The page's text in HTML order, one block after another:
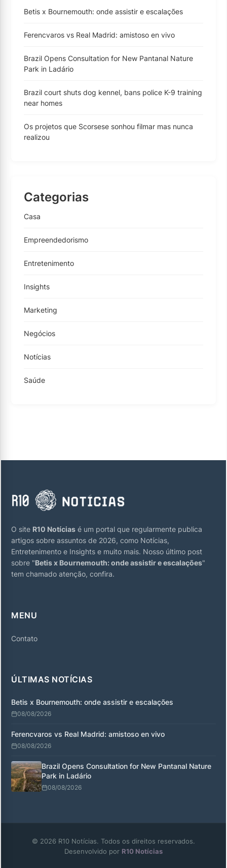
Betis x Bournemouth: onde assistir e escalações
Ferencvaros vs Real Madrid: amistoso en vivo
Brazil Opens Consultation for New Pantanal Nature
Park in Ladário
Brazil court shuts dog kennel, bans police K-9 training
near homes
Os projetos que Scorsese sonhou filmar mas nunca
realizou
Categorias
Casa
Empreendedorismo
Entretenimento
Insights
Marketing
Negócios
Notícias
Saúde
O site R10 Notícias é um portal que regularmente publica
artigos sobre assuntos de 2026, como Notícias,
Entretenimento e Insights e muito mais. Nosso último post
sobre "Betis x Bournemouth: onde assistir e escalações"
tem chamado atenção, confira.
MENU
Contato
ÚLTIMAS NOTÍCIAS
Betis x Bournemouth: onde assistir e escalações
08/08/2026
Ferencvaros vs Real Madrid: amistoso en vivo
08/08/2026
Brazil Opens Consultation for New Pantanal Nature
Park in Ladário
08/08/2026
© 2026 R10 Notícias. Todos os direitos reservados.
Desenvolvido por R10 Notícias